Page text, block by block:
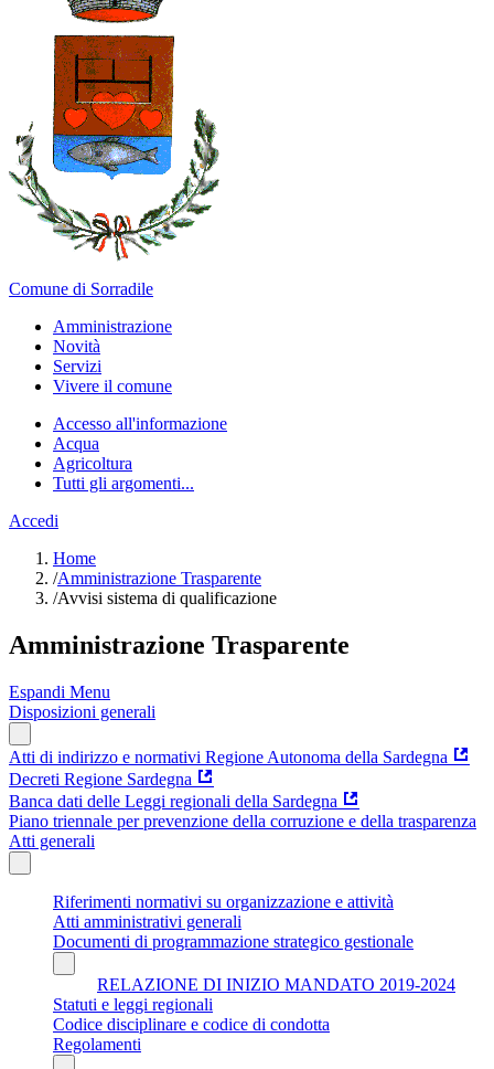
Comune di Sorradile
Amministrazione
Novità
Servizi
Vivere il comune
Accesso all'informazione
Acqua
Agricoltura
Tutti gli argomenti...
Accedi
Home
/Amministrazione Trasparente
/Avvisi sistema di qualificazione
Amministrazione Trasparente
Espandi Menu
Disposizioni generali
Atti di indirizzo e normativi Regione Autonoma della Sardegna
Decreti Regione Sardegna
Banca dati delle Leggi regionali della Sardegna
Piano triennale per prevenzione della corruzione e della trasparenza
Atti generali
Riferimenti normativi su organizzazione e attività
Atti amministrativi generali
Documenti di programmazione strategico gestionale
RELAZIONE DI INIZIO MANDATO 2019-2024
Statuti e leggi regionali
Codice disciplinare e codice di condotta
Regolamenti